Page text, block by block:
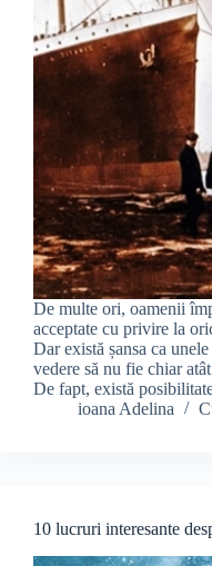
De multe ori, oamenii
acceptate cu privire la
Dar există șansa ca
vedere să nu fie chiar
De fapt, există
ioana Adelina
10 lucruri interesante